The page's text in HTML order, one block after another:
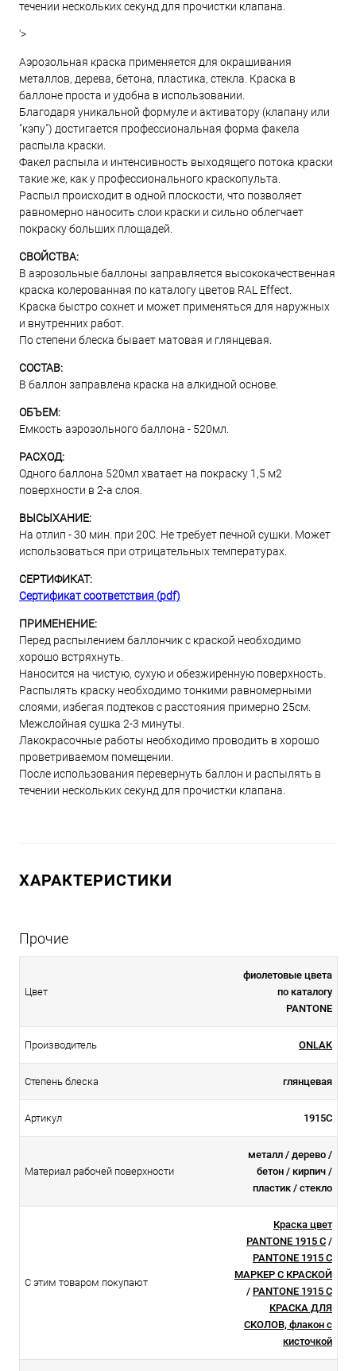
течении нескольких секунд для прочистки клапана.
'>
Аэрозольная краска применяется для окрашивания
металлов, дерева, бетона, пластика, стекла. Краска в
баллоне проста и удобна в использовании.
Благодаря уникальной формуле и активатору (клапану или
"кэпу") достигается профессиональная форма факела
распыла краски.
Факел распыла и интенсивность выходящего потока краски
такие же, как у профессионального краскопульта.
Распыл происходит в одной плоскости, что позволяет
равномерно наносить слои краски и сильно облегчает
покраску больших площадей.
СВОЙСТВА:
В аэрозольные баллоны заправляется высококачественная
краска колерованная по каталогу цветов RAL Effect.
Краска быстро сохнет и может применяться для наружных
и внутренних работ.
По степени блеска бывает матовая и глянцевая.
СОСТАВ:
В баллон заправлена краска на алкидной основе.
ОБЪЕМ:
Емкость аэрозольного баллона - 520мл.
РАСХОД:
Одного баллона 520мл хватает на покраску 1,5 м2
поверхности в 2-а слоя.
ВЫСЫХАНИЕ:
На отлип - 30 мин. при 20С. Не требует печной сушки. Может
использоваться при отрицательных температурах.
СЕРТИФИКАТ:
Сертификат соответствия (pdf)
ПРИМЕНЕНИЕ:
Перед распылением баллончик с краской необходимо
хорошо встряхнуть.
Наносится на чистую, сухую и обезжиренную поверхность.
Распылять краску необходимо тонкими равномерными
слоями, избегая подтеков с расстояния примерно 25см.
Межслойная сушка 2-3 минуты.
Лакокрасочные работы необходимо проводить в хорошо
проветриваемом помещении.
После использования перевернуть баллон и распылять в
течении нескольких секунд для прочистки клапана.
ХАРАКТЕРИСТИКИ
Прочие
Цвет
фиолетовые цвета
по каталогу
PANTONE
Производитель ONLAK
Степень блеска глянцевая
Артикул 1915C
Материал рабочей поверхности
металл / дерево /
бетон / кирпич /
пластик / стекло
С этим товаром покупают
Краска цвет
PANTONE 1915 C /
PANTONE 1915 C
МАРКЕР С КРАСКОЙ
/ PANTONE 1915 C
КРАСКА ДЛЯ
СКОЛОВ, флакон с
кисточкой